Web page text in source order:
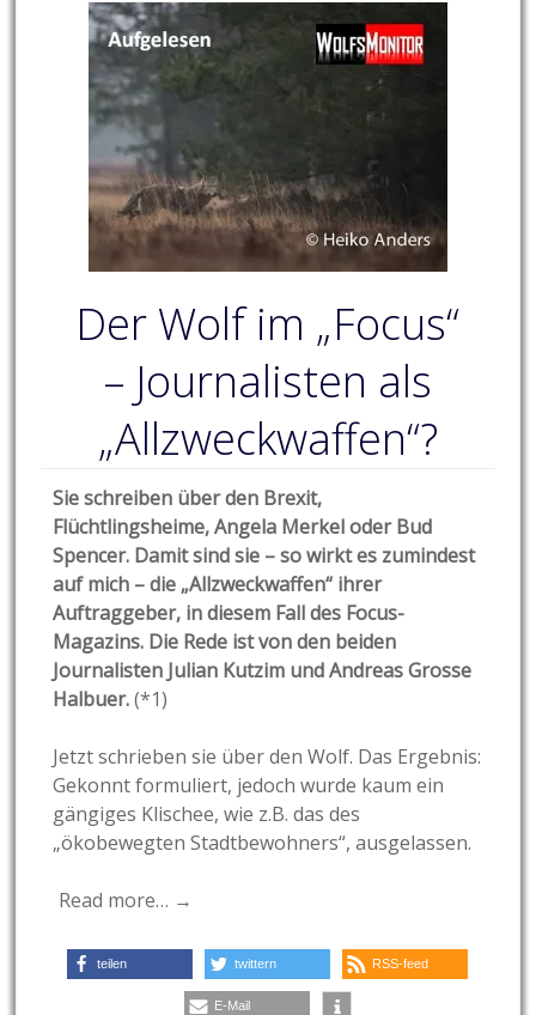
Der Wolf im „Focus“
– Journalisten als
„Allzweckwaffen“?
Sie schreiben über den Brexit,
Flüchtlingsheime, Angela Merkel oder Bud
Spencer. Damit sind sie – so wirkt es zumindest
auf mich – die „Allzweckwaffen“ ihrer
Auftraggeber, in diesem Fall des Focus-
Magazins. Die Rede ist von den beiden
Journalisten Julian Kutzim und Andreas Grosse
Halbuer.(*1)
Jetzt schrieben sie über den Wolf. Das Ergebnis:
Gekonnt formuliert, jedoch wurde kaum ein
gängiges Klischee, wie z.B. das des
„ökobewegten Stadtbewohners“, ausgelassen.
Read more… →
teilen twittern RSS-feed
E-Mail